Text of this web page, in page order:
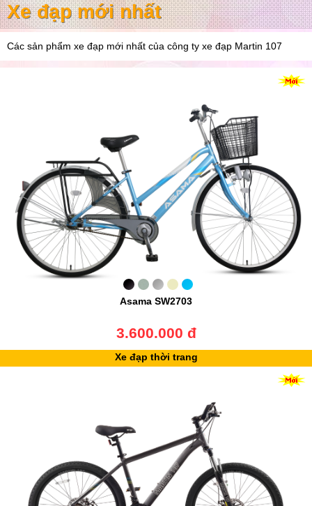
Xe đạp mới nhất
Các sản phẩm xe đạp mới nhất của công ty xe đạp Martin 107
Asama SW2703
3.600.000 đ
Xe đạp thời trang